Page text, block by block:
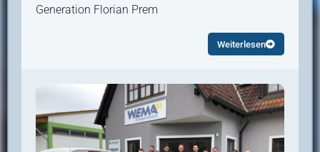
Generation Florian Prem
Weiterlesen